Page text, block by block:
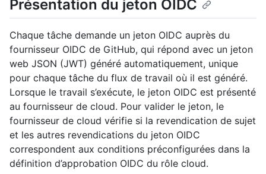
Présentation du jeton OIDC
Chaque tâche demande un jeton OIDC auprès du
fournisseur OIDC de GitHub, qui répond avec un jeton
web JSON (JWT) généré automatiquement, unique
pour chaque tâche du flux de travail où il est généré.
Lorsque le travail s’exécute, le jeton OIDC est présenté
au fournisseur de cloud. Pour valider le jeton, le
fournisseur de cloud vérifie si la revendication de sujet
et les autres revendications du jeton OIDC
correspondent aux conditions préconfigurées dans la
définition d’approbation OIDC du rôle cloud.